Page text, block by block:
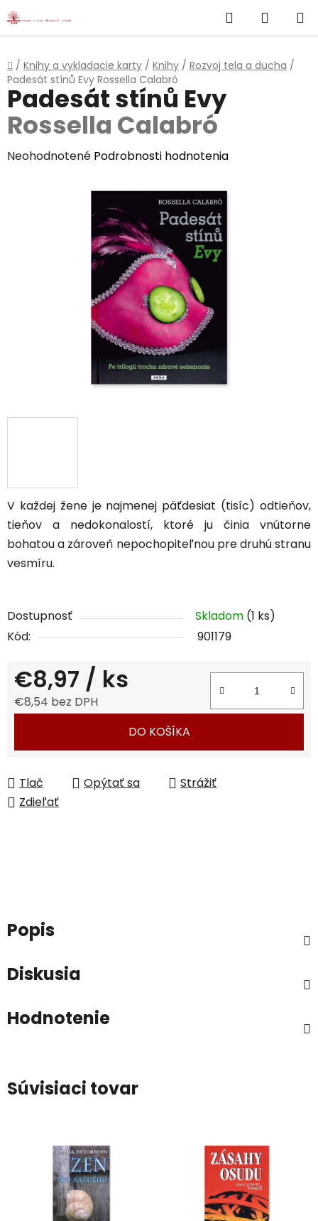
Prejsť
na
Hľadať
KOŠÍK
Domov
/ Knihy a vykladacie karty / Knihy / Rozvoj tela a ducha /
Padesát stínů Evy Rossella Calabró
V každej žene je najmenej päťdesiat (tisíc) odtieňov,
tieňov a nedokonalostí, ktoré ju činia vnútorne
bohatou a zároveň nepochopiteľnou pre druhú stranu
vesmíru.
Dostupnosť Skladom (1 ks)
Kód:
901179
€8,97 / ks
€8,54 bez DPH
DO KOŠÍKA
Tlač Opýtať sa
Strážiť
Zdieľať
Padesát stínů Evy
Rossella Calabró
Priemerné
Neohodnotené Podrobnosti hodnotenia
Popis
Diskusia
Hodnotenie
Súvisiaci tovar